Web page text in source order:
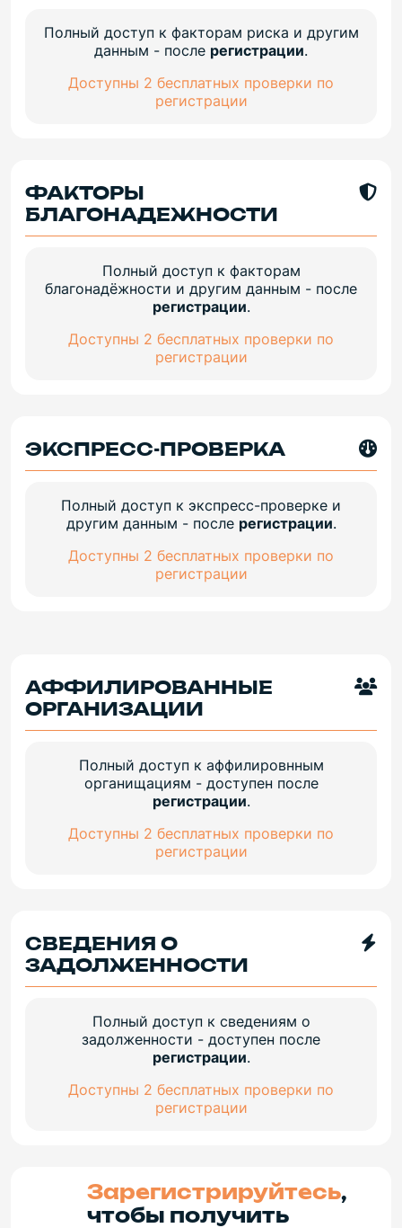
Полный доступ к факторам риска и другим
данным - после регистрации.
Доступны 2 бесплатных проверки по
регистрации
ФАКТОРЫ
БЛАГОНАДЕЖНОСТИ
Полный доступ к факторам
благонадёжности и другим данным - после
регистрации.
Доступны 2 бесплатных проверки по
регистрации
ЭКСПРЕСС-ПРОВЕРКА
Полный доступ к экспресс-проверке и
другим данным - после регистрации.
Доступны 2 бесплатных проверки по
регистрации
АФФИЛИРОВАННЫЕ
ОРГАНИЗАЦИИ
Полный доступ к аффилировнным
органищациям - доступен после
регистрации.
Доступны 2 бесплатных проверки по
регистрации
СВЕДЕНИЯ О
ЗАДОЛЖЕННОСТИ
Полный доступ к сведениям о
задолженности - доступен после
регистрации.
Доступны 2 бесплатных проверки по
регистрации
Зарегистрируйтесь,
чтобы получить